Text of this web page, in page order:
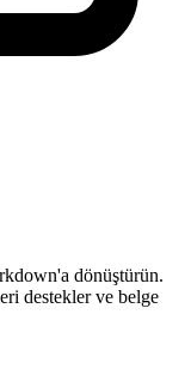
dönüştürün.
destekler ve belge